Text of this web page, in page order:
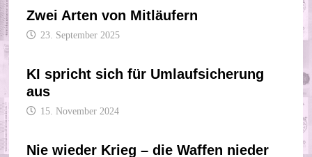
Zwei Arten von Mitläufern
23. September 2025
KI spricht sich für Umlaufsicherung
aus
15. November 2024
Nie wieder Krieg – die Waffen nieder